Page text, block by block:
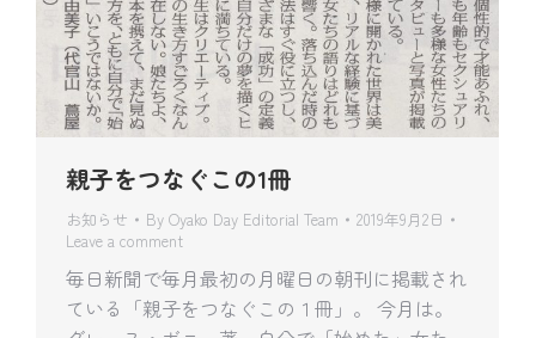
親子をつなぐこの1冊
お知らせ By Oyako Day Editorial Team
2019年9月2日
Leave a comment
毎日新聞で毎月最初の月曜日の朝刊に掲載され
ている「親子をつなぐこの１冊」。 今月は。